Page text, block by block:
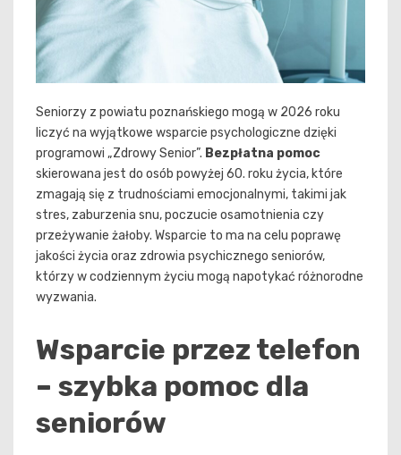
Seniorzy z powiatu poznańskiego mogą w 2026 roku
liczyć na wyjątkowe wsparcie psychologiczne dzięki
programowi „Zdrowy Senior”. Bezpłatna pomoc
skierowana jest do osób powyżej 60. roku życia, które
zmagają się z trudnościami emocjonalnymi, takimi jak
stres, zaburzenia snu, poczucie osamotnienia czy
przeżywanie żałoby. Wsparcie to ma na celu poprawę
jakości życia oraz zdrowia psychicznego seniorów,
którzy w codziennym życiu mogą napotykać różnorodne
wyzwania.
Wsparcie przez telefon
– szybka pomoc dla
seniorów